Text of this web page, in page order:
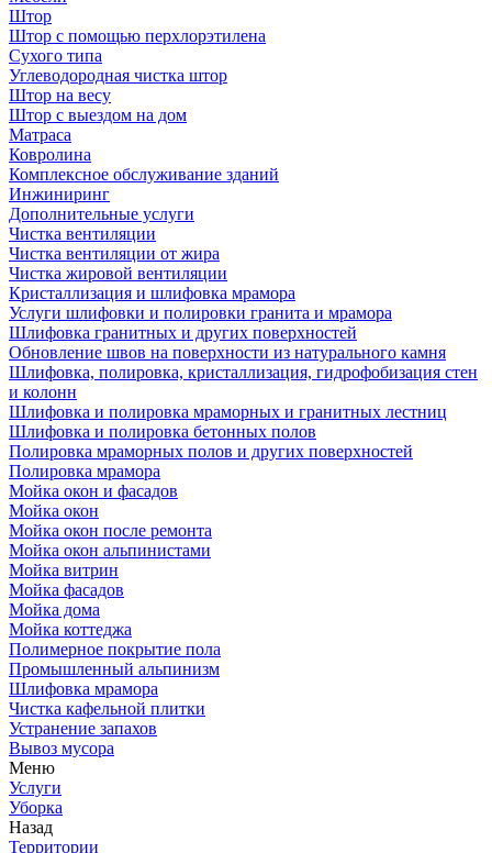
Штор
Штор с помощью перхлорэтилена
Сухого типа
Углеводородная чистка штор
Штор на весу
Штор с выездом на дом
Матраса
Ковролина
Комплексное обслуживание зданий
Инжиниринг
Дополнительные услуги
Чистка вентиляции
Чистка вентиляции от жира
Чистка жировой вентиляции
Кристаллизация и шлифовка мрамора
Услуги шлифовки и полировки гранита и мрамора
Шлифовка гранитных и других поверхностей
Обновление швов на поверхности из натурального камня
Шлифовка, полировка, кристаллизация, гидрофобизация стен
и колонн
Шлифовка и полировка мраморных и гранитных лестниц
Шлифовка и полировка бетонных полов
Полировка мраморных полов и других поверхностей
Полировка мрамора
Мойка окон и фасадов
Мойка окон
Мойка окон после ремонта
Мойка окон альпинистами
Мойка витрин
Мойка фасадов
Мойка дома
Мойка коттеджа
Полимерное покрытие пола
Промышленный альпинизм
Шлифовка мрамора
Чистка кафельной плитки
Устранение запахов
Вывоз мусора
Меню
Услуги
Уборка
Назад
Территории